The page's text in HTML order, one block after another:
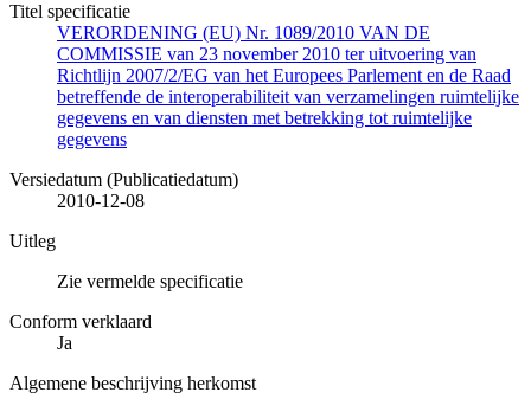
Titel specificatie
VERORDENING (EU) Nr. 1089/2010 VAN DE
COMMISSIE van 23 november 2010 ter uitvoering van
Richtlijn 2007/2/EG van het Europees Parlement en de Raad
betreffende de interoperabiliteit van verzamelingen ruimtelijke
gegevens en van diensten met betrekking tot ruimtelijke
gegevens
Versiedatum (Publicatiedatum)
2010-12-08
Uitleg
Zie vermelde specificatie
Conform verklaard
Ja
Algemene beschrijving herkomst